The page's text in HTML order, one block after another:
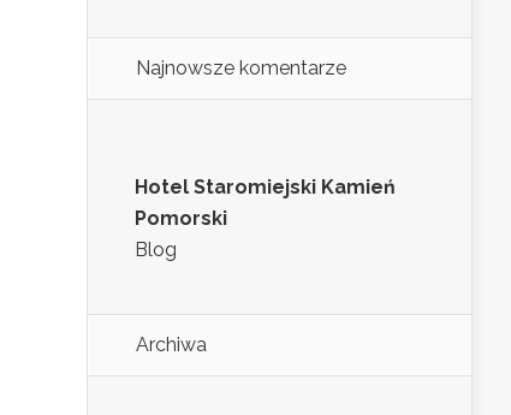
Najnowsze komentarze
Hotel Staromiejski Kamień
Pomorski
Blog
Archiwa